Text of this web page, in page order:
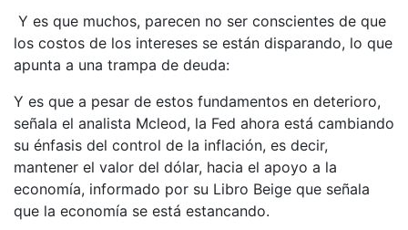
Y es que muchos, parecen no ser conscientes de que
los costos de los intereses se están disparando, lo que
apunta a una trampa de deuda:
Y es que a pesar de estos fundamentos en deterioro,
señala el analista Mcleod, la Fed ahora está cambiando
su énfasis del control de la inflación, es decir,
mantener el valor del dólar, hacia el apoyo a la
economía, informado por su Libro Beige que señala
que la economía se está estancando.